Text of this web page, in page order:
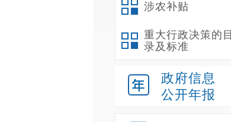
涉农补贴
重大行政决策的目
录及标准
政府信息
公开年报